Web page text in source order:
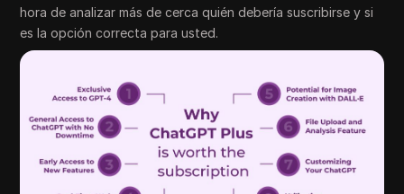
hora de analizar más de cerca quién debería suscribirse y si
es la opción correcta para usted.